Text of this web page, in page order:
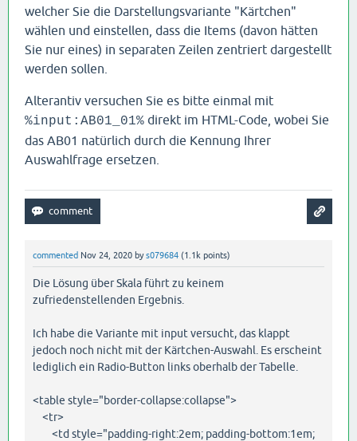
welcher Sie die Darstellungsvariante "Kärtchen"
wählen und einstellen, dass die Items (davon hätten
Sie nur eines) in separaten Zeilen zentriert dargestellt
werden sollen.
Alterantiv versuchen Sie es bitte einmal mit
%input:AB01_01% direkt im HTML-Code, wobei Sie
das AB01 natürlich durch die Kennung Ihrer
Auswahlfrage ersetzen.
commented Nov 24, 2020 bys079684 (1.1k points)
Die Lösung über Skala führt zu keinem
zufriedenstellenden Ergebnis.
Ich habe die Variante mit input versucht, das klappt
jedoch noch nicht mit der Kärtchen-Auswahl. Es erscheint
lediglich ein Radio-Button links oberhalb der Tabelle.
<table style="border-collapse:collapse">
<tr>
<td style="padding-right:2em; padding-bottom:1em;